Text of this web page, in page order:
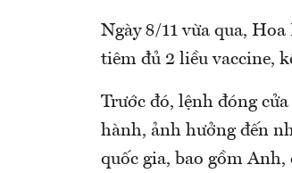
Ngày 8/11 vừa qua,
tiêm đủ 2 liều vaccine,
Trước đó, lệnh đóng
hành, ảnh hưởng đến
quốc gia, bao gồm